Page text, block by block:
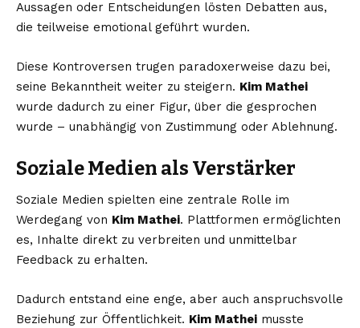
Aussagen oder Entscheidungen lösten Debatten aus,
die teilweise emotional geführt wurden.
Diese Kontroversen trugen paradoxerweise dazu bei,
seine Bekanntheit weiter zu steigern. Kim Mathei
wurde dadurch zu einer Figur, über die gesprochen
wurde – unabhängig von Zustimmung oder Ablehnung.
Soziale Medien als Verstärker
Soziale Medien spielten eine zentrale Rolle im
Werdegang von Kim Mathei. Plattformen ermöglichten
es, Inhalte direkt zu verbreiten und unmittelbar
Feedback zu erhalten.
Dadurch entstand eine enge, aber auch anspruchsvolle
Beziehung zur Öffentlichkeit. Kim Mathei musste